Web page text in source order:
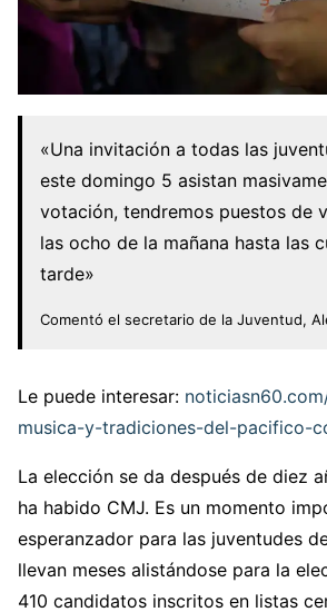
«Una invitación a todas las
este domingo 5 asistan
votación, tendremos puestos de
las ocho de la mañana hasta las
tarde»
Comentó el secretario de la Juventud,
Le puede interesar:
musica-y-tradiciones-del-pacifico-
La elección se da después de diez
ha habido CMJ. Es un momento
esperanzador para las juventudes
llevan meses alistándose para la
410 candidatos inscritos en listas